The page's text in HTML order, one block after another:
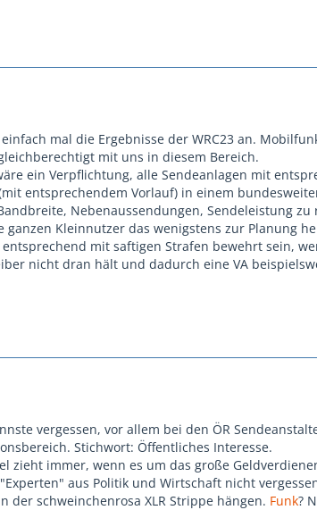
mal die Ergebnisse der WRC23 an.
mit uns in diesem Bereich.
ein Verpflichtung, alle Sendeanlagen mit
entsprechendem Vorlauf) in einem
Nebenaussendungen, Sendeleistung zu
ganzen Kleinnutzer das wenigstens zur Planung
mit saftigen Strafen bewehrt sein,
nicht dran hält und dadurch eine VA
vergessen, vor allem bei den ÖR
Stichwort: Öffentliches Interesse.
zieht immer, wenn es um das große
aus Politik und Wirtschaft nicht
der schweinchenrosa XLR Strippe hängen. Funk?